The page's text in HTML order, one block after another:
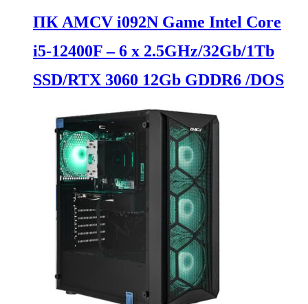
ПК AMCV i092N Game Intel Core
i5-12400F – 6 x 2.5GHz/32Gb/1Tb
SSD/RTX 3060 12Gb GDDR6 /DOS